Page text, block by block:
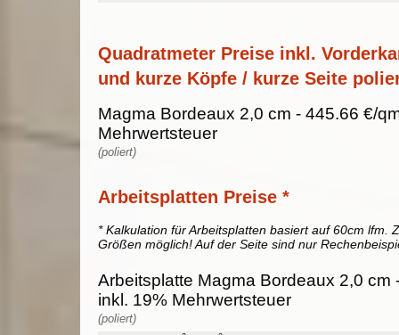
Quadratmeter Preise inkl.
und kurze Köpfe / kurze Seite
Magma Bordeaux 2,0 cm - 445.66 €/
Mehrwertsteuer
(poliert)
Arbeitsplatten Preise *
* Kalkulation für Arbeitsplatten basiert auf 60cm lfm.
Größen möglich! Auf der Seite sind nur
Arbeitsplatte Magma Bordeaux 2,0 cm
inkl. 19% Mehrwertsteuer
(poliert)